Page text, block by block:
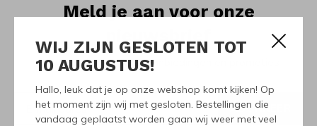
WIJ ZIJN GESLOTEN TOT
10 AUGUSTUS!
Hallo, leuk dat je op onze webshop komt kijken! Op
het moment zijn wij met gesloten. Bestellingen die
vandaag geplaatst worden gaan wij weer met veel
Meld je aan voor onze
Ontvang de nieuwste aanbiedingen en promoties
ABONNEER